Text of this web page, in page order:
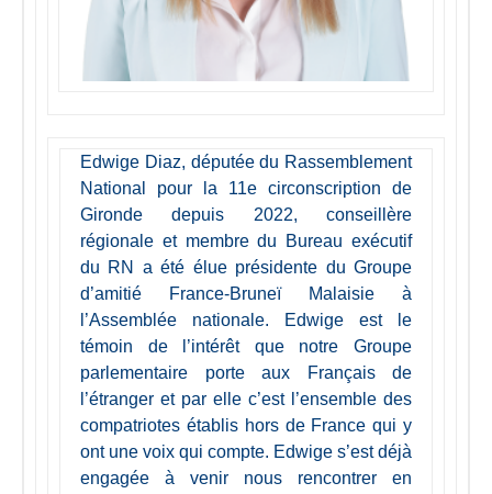
Edwige Diaz, députée du Rassemblement
National pour la 11e circonscription de
Gironde depuis 2022, conseillère
régionale et membre du Bureau exécutif
du RN a été élue présidente du Groupe
d’amitié France-Bruneï Malaisie à
l’Assemblée nationale. Edwige est le
témoin de l’intérêt que notre Groupe
parlementaire porte aux Français de
l’étranger et par elle c’est l’ensemble des
compatriotes établis hors de France qui y
ont une voix qui compte. Edwige s’est déjà
engagée à venir nous rencontrer en